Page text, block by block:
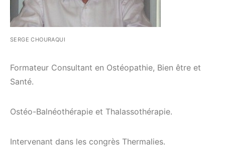
SERGE CHOURAQUI
Formateur Consultant en Ostéopathie, Bien être et
Santé.
Ostéo-Balnéothérapie et Thalassothérapie.
Intervenant dans les congrès Thermalies.